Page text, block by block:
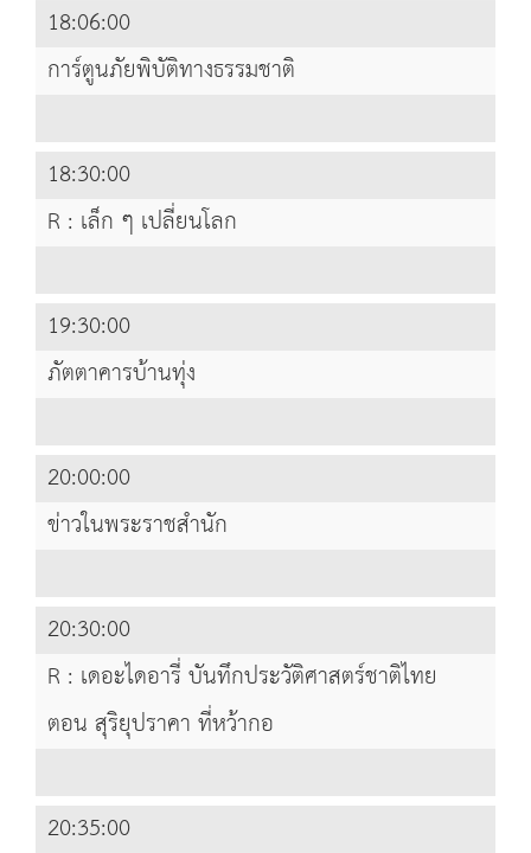
18:06:00
การ์ตูนภัยพิบัติทางธรรมชาติ
18:30:00
R : เล็ก ๆ เปลี่ยนโลก
19:30:00
ภัตตาคารบ้านทุ่ง
20:00:00
ข่าวในพระราชสำนัก
20:30:00
R : เดอะไดอารี่ บันทึกประวัติศาสตร์ชาติไทย
ตอน สุริยุปราคา ที่หว้ากอ
20:35:00